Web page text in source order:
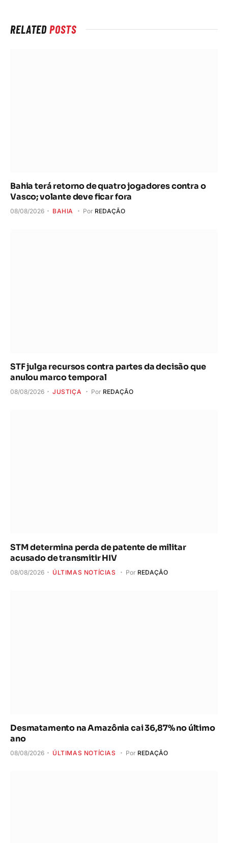
RELATEDPOSTS
Bahia terá retorno de quatro jogadores contra o
Vasco; volante deve ficar fora
08/08/2026 BAHIA Por REDAÇÃO
STF julga recursos contra partes da decisão que
anulou marco temporal
08/08/2026 JUSTIÇA Por REDAÇÃO
STM determina perda de patente de militar
acusado de transmitir HIV
08/08/2026 ÚLTIMAS NOTÍCIAS Por REDAÇÃO
Desmatamento na Amazônia cai 36,87% no último
ano
08/08/2026 ÚLTIMAS NOTÍCIAS Por REDAÇÃO